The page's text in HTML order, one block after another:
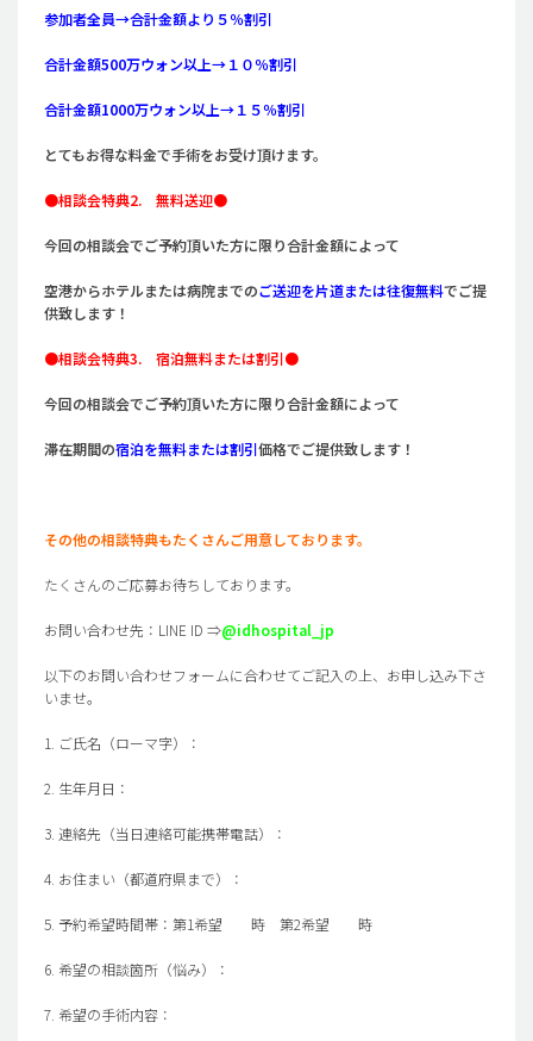
参加者全員→合計金額より５％割引
合計金額500万ウォン以上→１０％割引
合計金額1000万ウォン以上→１５％割引
とてもお得な料金で手術をお受け頂けます。
●相談会特典2. 無料送迎●
今回の相談会でご予約頂いた方に限り合計金額によって
空港からホテルまたは病院までのご送迎を片道または往復無料でご提
供致します！
●相談会特典3. 宿泊無料または割引●
今回の相談会でご予約頂いた方に限り合計金額によって
滞在期間の宿泊を無料または割引価格でご提供致します！
その他の相談特典もたくさんご用意しております。
たくさんのご応募お待ちしております。
お問い合わせ先：LINE ID ⇒@idhospital_jp
以下のお問い合わせフォームに合わせてご記入の上、お申し込み下さ
いませ。
1. ご氏名（ローマ字）：
2. 生年月日：
3. 連絡先（当日連絡可能携帯電話）：
4. お住まい（都道府県まで）：
5. 予約希望時間帯：第1希望 時 第2希望 時
6. 希望の相談箇所（悩み）：
7. 希望の手術内容：